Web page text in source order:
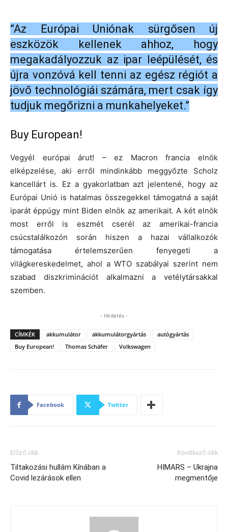
”Az Európai Uniónak sürgősen új
eszközök kellenek ahhoz, hogy
megakadályozzuk az ipar leépülését, és
újra vonzóvá kell tenni az egész régiót a
jövő technológiái számára, mert csak így
tudjuk megőrizni a munkahelyeket.”
Buy European!
Vegyél európai árut! – ez Macron francia elnök
elképzelése, aki erről mindinkább meggyőzte Scholz
kancellárt is. Ez a gyakorlatban azt jelentené, hogy az
Európai Unió is hatalmas összegekkel támogatná a saját
iparát éppúgy mint Biden elnök az amerikait. A két elnök
most erről is eszmét cserél az amerikai-francia
csúcstalálkozón során hiszen a hazai vállalkozók
támogatása értelemszerűen fenyegeti a
világkereskedelmet, ahol a WTO szabályai szerint nem
szabad diszkriminációt alkalmazni a vetélytársakkal
szemben.
- Hirdetés -
CÍMKÉK akkumulátor akkumulátorgyártás
autógyártás
Buy European!
Thomas Schäfer Volkswagen
Facebook Twitter
Előző cikk
Tiltakozási hullám Kínában a
Covid lezárások ellen
Következő cikk
HIMARS – Ukrajna
megmentője